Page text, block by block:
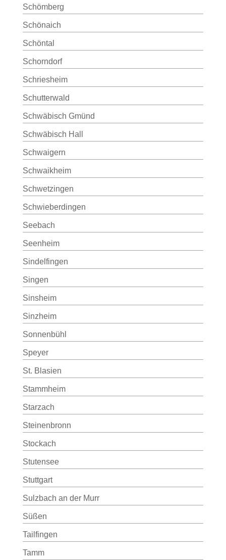
Schömberg
Schönaich
Schöntal
Schorndorf
Schriesheim
Schutterwald
Schwäbisch Gmünd
Schwäbisch Hall
Schwaigern
Schwaikheim
Schwetzingen
Schwieberdingen
Seebach
Seenheim
Sindelfingen
Singen
Sinsheim
Sinzheim
Sonnenbühl
Speyer
St. Blasien
Stammheim
Starzach
Steinenbronn
Stockach
Stutensee
Stuttgart
Sulzbach an der Murr
Süßen
Tailfingen
Tamm